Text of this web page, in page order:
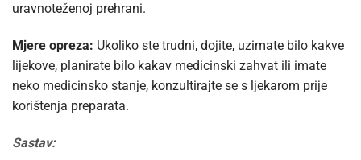
uravnoteženoj prehrani.
Mjere opreza: Ukoliko ste trudni, dojite, uzimate bilo kakve
lijekove, planirate bilo kakav medicinski zahvat ili imate
neko medicinsko stanje, konzultirajte se s ljekarom prije
korištenja preparata.
Sastav: